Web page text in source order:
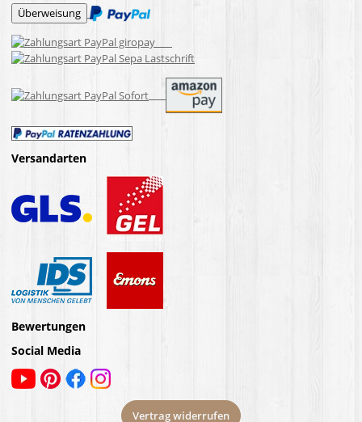
Versandarten
Bewertungen
Social Media
Vertrag widerrufen